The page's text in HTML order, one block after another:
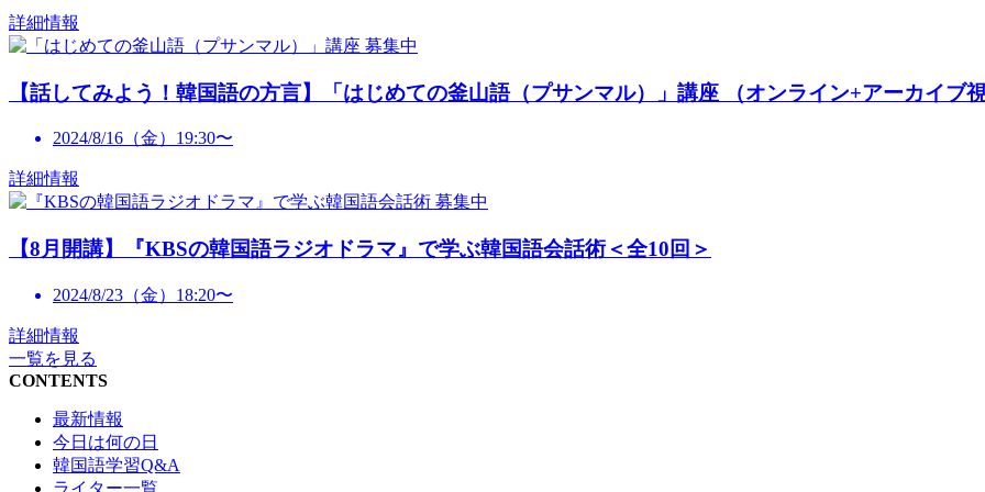
詳細情報
募集中
【話してみよう！韓国語の方言】「はじめての釜山語（プサンマル）」講座 （オンライン+アーカイブ
2024/8/16（金）19:30〜
詳細情報
募集中
【8月開講】『KBSの韓国語ラジオドラマ』で学ぶ韓国語会話術＜全10回＞
2024/8/23（金）18:20〜
詳細情報
一覧を見る
CONTENTS
最新情報
今日は何の日
韓国語学習Q&A
ライター一覧